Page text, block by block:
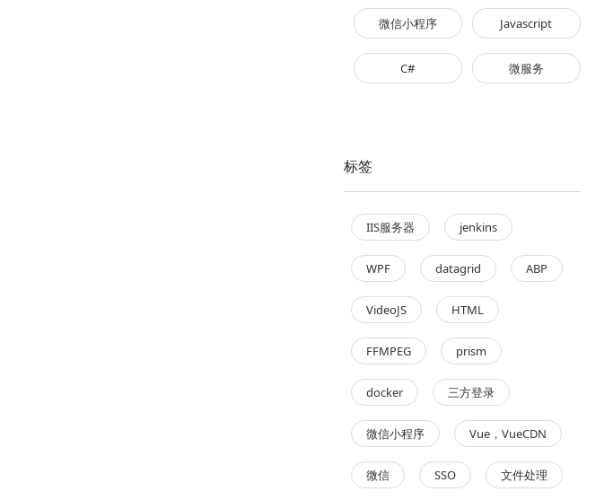
微信小程序 Javascript
C# 微服务
标签
IIS服务器 jenkins
WPF datagrid ABP
VideoJS HTML
FFMPEG prism
docker 三方登录
微信小程序 Vue，VueCDN
微信 SSO 文件处理